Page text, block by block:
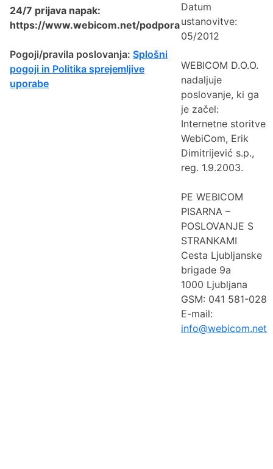
24/7 prijava napak:
https://www.webicom.net/podpora
Pogoji/pravila poslovanja: Splošni
pogoji in Politika sprejemljive
uporabe
Datum
ustanovitve:
05/2012
WEBICOM D.O.O.
nadaljuje
poslovanje, ki ga
je začel:
Internetne storitve
WebiCom, Erik
Dimitrijević s.p.,
reg. 1.9.2003.
PE WEBICOM
PISARNA –
POSLOVANJE S
STRANKAMI
Cesta Ljubljanske
brigade 9a
1000 Ljubljana
GSM: 041 581-028
E-mail:
info@webicom.net